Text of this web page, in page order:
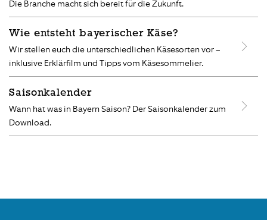
Die Branche macht sich bereit für die Zukunft.
Wie entsteht bayerischer Käse?
Wir stellen euch die unterschiedlichen Käsesorten vor –
inklusive Erklärfilm und Tipps vom Käsesommelier.
Saisonkalender
Wann hat was in Bayern Saison? Der Saisonkalender zum
Download.